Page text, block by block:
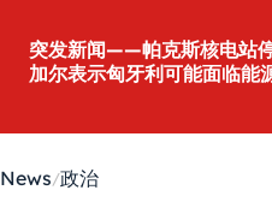
突发新闻——帕克斯核电站
加尔表示匈牙利可能面临能
News 政治